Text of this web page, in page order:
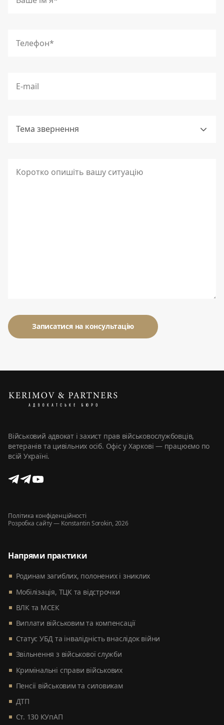
Військовий адвокат і захист прав військовослужбовців,
ветеранів та цивільних осіб. Офіс у Харкові — працюємо по
всій Україні.
Політика конфіденційності
Розробка сайту— Konstantin Sorokin, 2026
Напрями практики
Родинам загиблих, полонених і зниклих
Мобілізація, ТЦК та відстрочки
ВЛК та МСЕК
Виплати військовим та компенсації
Статус УБД та інвалідність внаслідок війни
Звільнення з військової служби
Кримінальні справи військових
Пенсії військовим та силовикам
ДТП
Ст. 130 КУпАП